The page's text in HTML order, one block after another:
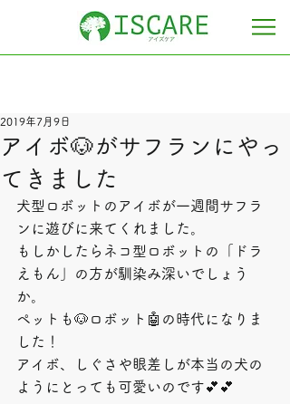
アイボ🐶がサフランにやっ
てきました
2019年7月9日
犬型ロボットのアイボが一週間サフラ
ンに遊びに来てくれました。
もしかしたらネコ型ロボットの「ドラ
えもん」の方が馴染み深いでしょう
か。
ペットも🐶ロボット🤖の時代になりま
した！
アイボ、しぐさや眼差しが本当の犬の
ようにとっても可愛いのです💕💕